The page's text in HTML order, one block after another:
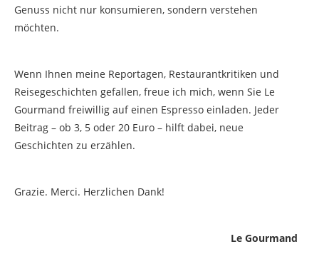
Genuss nicht nur konsumieren, sondern verstehen
möchten.
Wenn Ihnen meine Reportagen, Restaurantkritiken und
Reisegeschichten gefallen, freue ich mich, wenn Sie Le
Gourmand freiwillig auf einen Espresso einladen. Jeder
Beitrag – ob 3, 5 oder 20 Euro – hilft dabei, neue
Geschichten zu erzählen.
Grazie. Merci. Herzlichen Dank!
Le Gourmand